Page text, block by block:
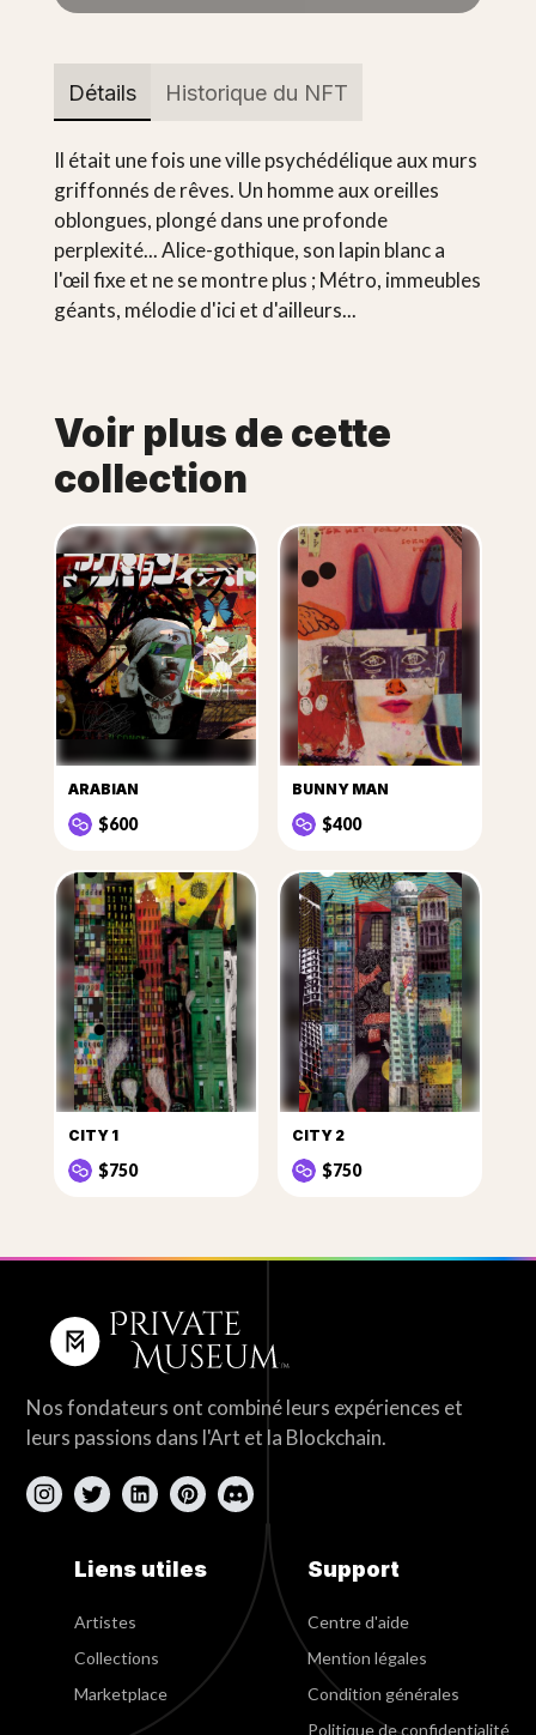
Détails Historique du NFT
Il était une fois une ville psychédélique aux murs
griffonnés de rêves. Un homme aux oreilles
oblongues, plongé dans une profonde
perplexité... Alice-gothique, son lapin blanc a
l'œil fixe et ne se montre plus ; Métro, immeubles
géants, mélodie d'ici et d'ailleurs...
Voir plus de cette
collection
ARABIAN
$600
BUNNY MAN
$400
CITY 1
$750
CITY 2
$750
Nos fondateurs ont combiné leurs expériences et
leurs passions dans l'Art et la Blockchain.
Liens utiles
Artistes
Collections
Marketplace
Support
Centre d'aide
Mention légales
Condition générales
Politique de confidentialité